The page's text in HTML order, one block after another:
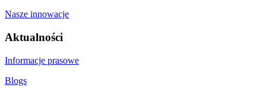
Nasze innowacje
Aktualności
Informacje prasowe
Blogs